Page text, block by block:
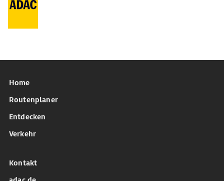
Home
Routenplaner
Entdecken
Verkehr
Kontakt